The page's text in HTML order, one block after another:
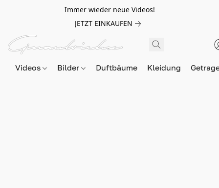
Immer wieder neue Videos!
JETZT EINKAUFEN
Videos Bilder Duftbäume Kleidung